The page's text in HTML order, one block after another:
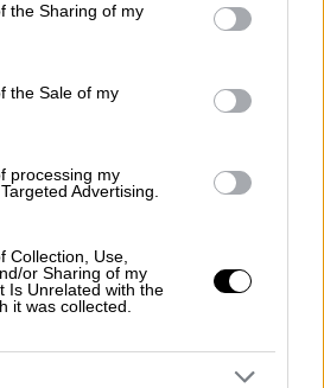
usage behaviour. You may click to
Google and its third-party tags to
specified purposes in below Google
the Sharing of my
the Sale of my
processing my
Advertising.
Collection, Use,
or Sharing of my
Is Unrelated with the
it was collected.
οΑλέξης Τσίπραςμε
την
. «Ο κ. Τσίπρας μόλις
το θέμα, επικοινώνησε
της Βουλής και
να σταματήσουν
καθώς και να
ανακληθούν. Επίσης αργά
ο πρωθυπουργός
Τασία
η οποία του εξέφρασε